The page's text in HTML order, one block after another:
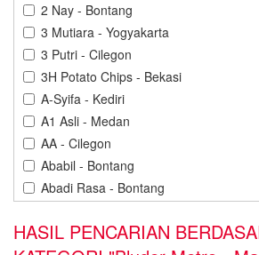
Denpasar
Jakarta
Kediri
Kendari
Kuningan
2 Nay - Bontang
3 Mutiara - Yogyakarta
3 Putri - Cilegon
3H Potato Chips - Bekasi
A-Syifa - Kediri
A1 Asli - Medan
AA - Cilegon
Ababil - Bontang
Abadi Rasa - Bontang
Abdillah Jaya - Cilegon
HASIL PENCARIAN